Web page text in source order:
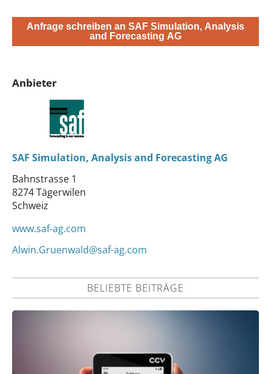
Anfrage schreiben an SAF Simulation, Analysis
and Forecasting AG
Anbieter
SAF Simulation, Analysis and Forecasting AG
Bahnstrasse 1
8274 Tägerwilen
Schweiz
www.saf-ag.com
Alwin.Gruenwald@saf-ag.com
BELIEBTE BEITRÄGE